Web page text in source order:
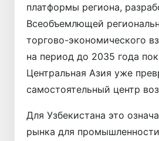
платформы региона,
Всеобъемлющей
торгово-экономического
на период до 2035 года
Центральная Азия уже
самостоятельный центр
Для Узбекистана это
рынка для